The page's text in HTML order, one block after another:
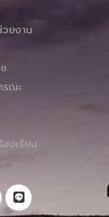
ยงาน
.
รณะ
องเรียน